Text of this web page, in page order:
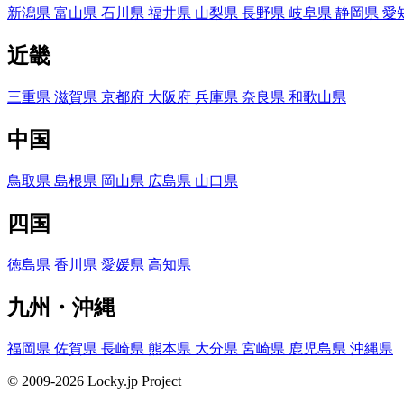
新潟県 富山県 石川県 福井県 山梨県 長野県 岐阜県 静岡県 愛
近畿
三重県 滋賀県 京都府 大阪府 兵庫県 奈良県 和歌山県
中国
鳥取県 島根県 岡山県 広島県 山口県
四国
徳島県 香川県 愛媛県 高知県
九州・沖縄
福岡県 佐賀県 長崎県 熊本県 大分県 宮崎県 鹿児島県 沖縄県
© 2009-2026 Locky.jp Project